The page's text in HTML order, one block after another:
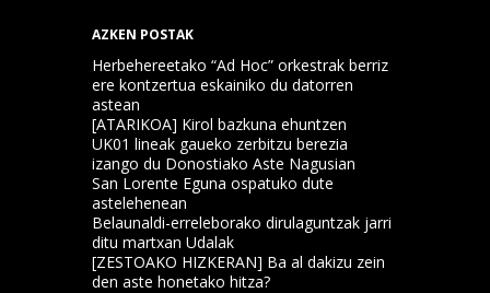
AZKEN POSTAK
Herbehereetako “Ad Hoc” orkestrak berriz
ere kontzertua eskainiko du datorren
astean
[ATARIKOA] Kirol bazkuna ehuntzen
UK01 lineak gaueko zerbitzu berezia
izango du Donostiako Aste Nagusian
San Lorente Eguna ospatuko dute
astelehenean
Belaunaldi-erreleborako dirulaguntzak jarri
ditu martxan Udalak
[ZESTOAKO HIZKERAN] Ba al dakizu zein
den aste honetako hitza?